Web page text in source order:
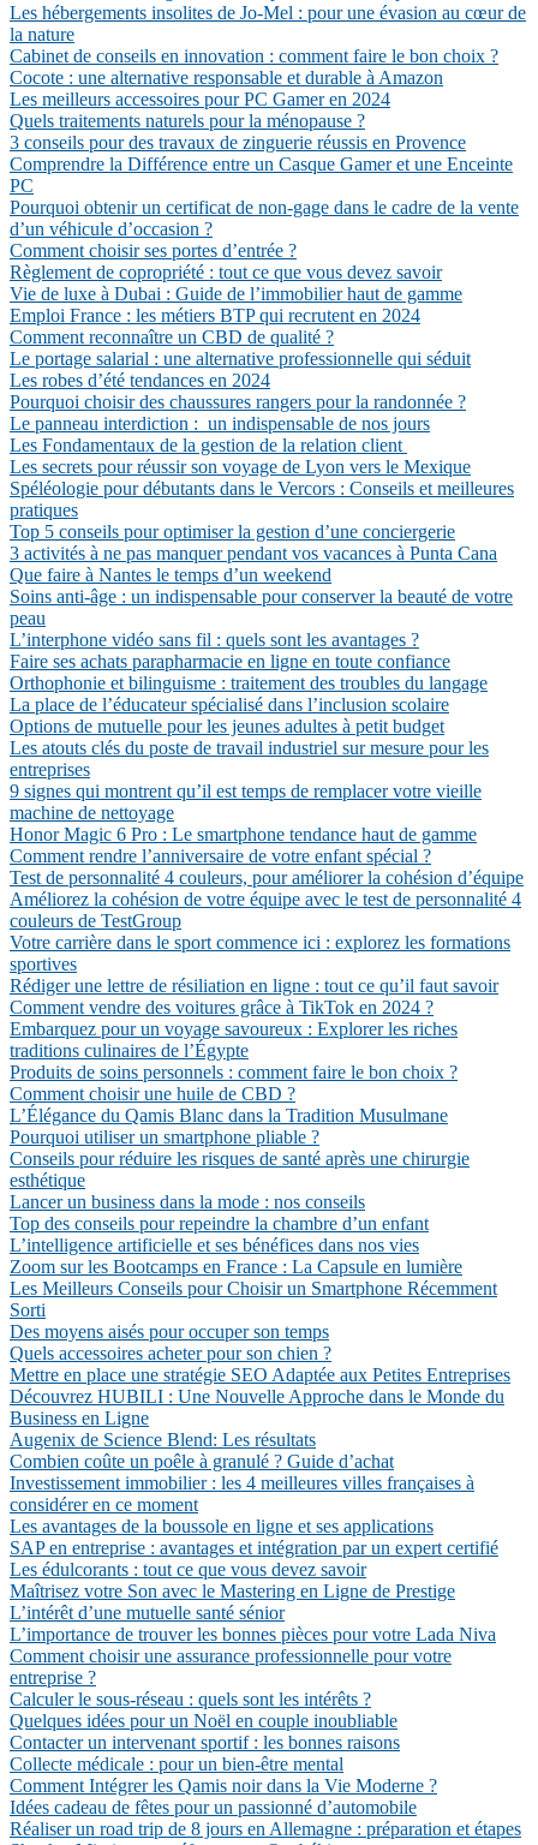
Les hébergements insolites de Jo-Mel : pour une évasion au cœur de
la nature
Cabinet de conseils en innovation : comment faire le bon choix ?
Cocote : une alternative responsable et durable à Amazon
Les meilleurs accessoires pour PC Gamer en 2024
Quels traitements naturels pour la ménopause ?
3 conseils pour des travaux de zinguerie réussis en Provence
Comprendre la Différence entre un Casque Gamer et une Enceinte
PC
Pourquoi obtenir un certificat de non-gage dans le cadre de la vente
d’un véhicule d’occasion ?
Comment choisir ses portes d’entrée ?
Règlement de copropriété : tout ce que vous devez savoir
Vie de luxe à Dubai : Guide de l’immobilier haut de gamme
Emploi France : les métiers BTP qui recrutent en 2024
Comment reconnaître un CBD de qualité ?
Le portage salarial : une alternative professionnelle qui séduit
Les robes d’été tendances en 2024
Pourquoi choisir des chaussures rangers pour la randonnée ?
Le panneau interdiction : un indispensable de nos jours
Les Fondamentaux de la gestion de la relation client
Les secrets pour réussir son voyage de Lyon vers le Mexique
Spéléologie pour débutants dans le Vercors : Conseils et meilleures
pratiques
Top 5 conseils pour optimiser la gestion d’une conciergerie
3 activités à ne pas manquer pendant vos vacances à Punta Cana
Que faire à Nantes le temps d’un weekend
Soins anti-âge : un indispensable pour conserver la beauté de votre
peau
L’interphone vidéo sans fil : quels sont les avantages ?
Faire ses achats parapharmacie en ligne en toute confiance
Orthophonie et bilinguisme : traitement des troubles du langage
La place de l’éducateur spécialisé dans l’inclusion scolaire
Options de mutuelle pour les jeunes adultes à petit budget
Les atouts clés du poste de travail industriel sur mesure pour les
entreprises
9 signes qui montrent qu’il est temps de remplacer votre vieille
machine de nettoyage
Honor Magic 6 Pro : Le smartphone tendance haut de gamme
Comment rendre l’anniversaire de votre enfant spécial ?
Test de personnalité 4 couleurs, pour améliorer la cohésion d’équipe
Améliorez la cohésion de votre équipe avec le test de personnalité 4
couleurs de TestGroup
Votre carrière dans le sport commence ici : explorez les formations
sportives
Rédiger une lettre de résiliation en ligne : tout ce qu’il faut savoir
Comment vendre des voitures grâce à TikTok en 2024 ?
Embarquez pour un voyage savoureux : Explorer les riches
traditions culinaires de l’Égypte
Produits de soins personnels : comment faire le bon choix ?
Comment choisir une huile de CBD ?
L’Élégance du Qamis Blanc dans la Tradition Musulmane
Pourquoi utiliser un smartphone pliable ?
Conseils pour réduire les risques de santé après une chirurgie
esthétique
Lancer un business dans la mode : nos conseils
Top des conseils pour repeindre la chambre d’un enfant
L’intelligence artificielle et ses bénéfices dans nos vies
Zoom sur les Bootcamps en France : La Capsule en lumière
Les Meilleurs Conseils pour Choisir un Smartphone Récemment
Sorti
Des moyens aisés pour occuper son temps
Quels accessoires acheter pour son chien ?
Mettre en place une stratégie SEO Adaptée aux Petites Entreprises
Découvrez HUBILI : Une Nouvelle Approche dans le Monde du
Business en Ligne
Augenix de Science Blend: Les résultats
Combien coûte un poêle à granulé ? Guide d’achat
Investissement immobilier : les 4 meilleures villes françaises à
considérer en ce moment
Les avantages de la boussole en ligne et ses applications
SAP en entreprise : avantages et intégration par un expert certifié
Les édulcorants : tout ce que vous devez savoir
Maîtrisez votre Son avec le Mastering en Ligne de Prestige
L’intérêt d’une mutuelle santé sénior
L’importance de trouver les bonnes pièces pour votre Lada Niva
Comment choisir une assurance professionnelle pour votre
entreprise ?
Calculer le sous-réseau : quels sont les intérêts ?
Quelques idées pour un Noël en couple inoubliable
Contacter un intervenant sportif : les bonnes raisons
Collecte médicale : pour un bien-être mental
Comment Intégrer les Qamis noir dans la Vie Moderne ?
Idées cadeau de fêtes pour un passionné d’automobile
Réaliser un road trip de 8 jours en Allemagne : préparation et étapes